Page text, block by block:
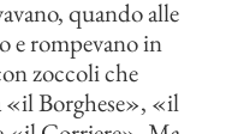
quando alle
e rompevano in
zoccoli che
«il Borghese», «il